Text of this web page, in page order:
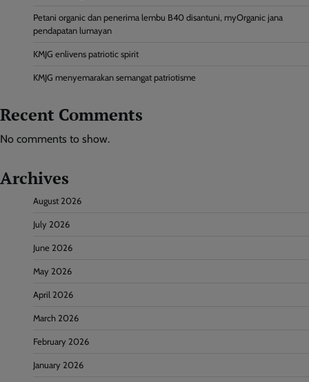
Petani organic dan penerima lembu B40 disantuni, myOrganic jana
pendapatan lumayan
KMJG enlivens patriotic spirit
KMJG menyemarakan semangat patriotisme
Recent Comments
No comments to show.
Archives
August 2026
July 2026
June 2026
May 2026
April 2026
March 2026
February 2026
January 2026